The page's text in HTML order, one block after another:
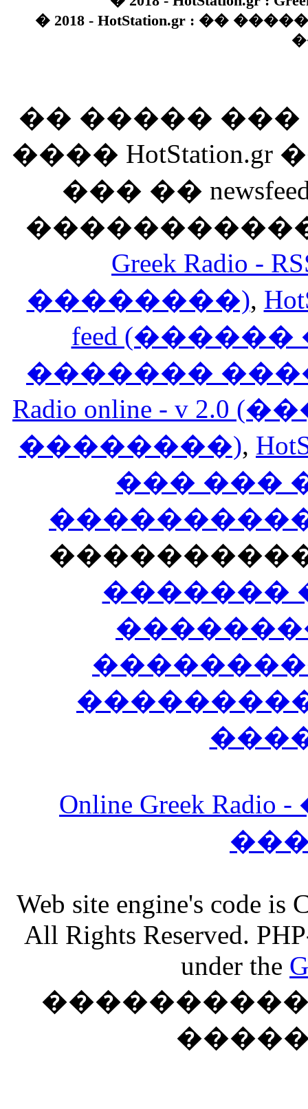
� 2018 - HotStation.gr : ��
�� �����
����
��� ��
Greek Radio
��������),
feed
�������
Radio online - v
��������),
��� ���
�������
Online Greek
Web site engine's code
All Rights Reserved.
under the
����������